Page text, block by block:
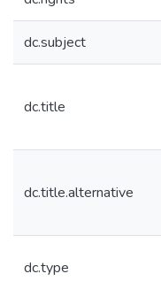
dc.subject
dc.title
dc.title.alternative
dc.type